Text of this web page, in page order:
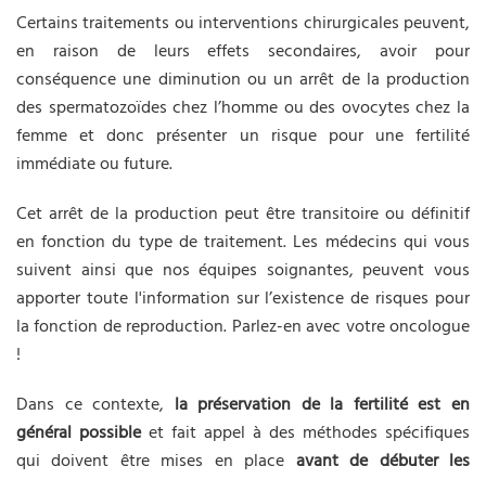
Certains traitements ou interventions chirurgicales peuvent,
en raison de leurs effets secondaires, avoir pour
conséquence une diminution ou un arrêt de la production
des spermatozoïdes chez l’homme ou des ovocytes chez la
femme et donc présenter un risque pour une fertilité
immédiate ou future.
Cet arrêt de la production peut être transitoire ou définitif
en fonction du type de traitement. Les médecins qui vous
suivent ainsi que nos équipes soignantes, peuvent vous
apporter toute l'information sur l’existence de risques pour
la fonction de reproduction. Parlez-en avec votre oncologue
!
Dans ce contexte, la préservation de la fertilité est en
général possibleet fait appel à des méthodes spécifiques
qui doivent être mises en place avant de débuter les